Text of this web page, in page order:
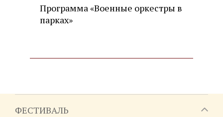
Программа «Военные оркестры в
парках»
ФЕСТИВАЛЬ